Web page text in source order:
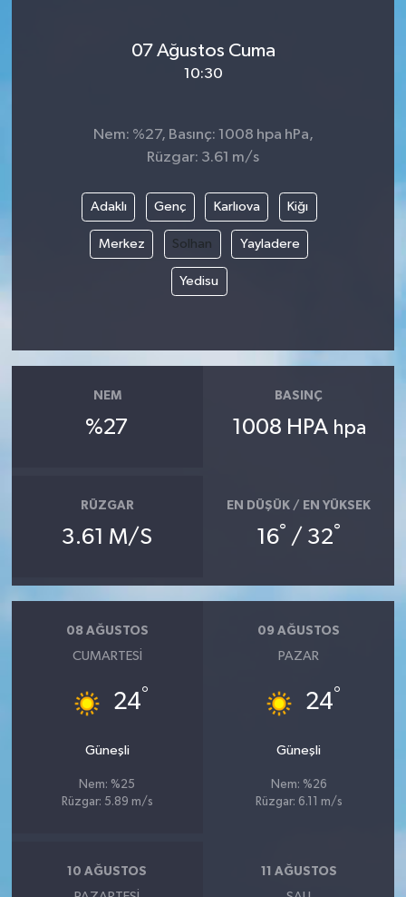
07 Ağustos Cuma
10:30
Nem: %27, Basınç: 1008 hpa hPa,
Rüzgar: 3.61 m/s
Adaklı Genç Karlıova Kiğı
Merkez Solhan Yayladere
Yedisu
NEM
%27
BASINÇ
1008 HPA hpa
RÜZGAR
3.61 M/S
EN DÜŞÜK / EN YÜKSEK
16° / 32°
08 AĞUSTOS
CUMARTESI
24°
Güneşli
Nem: %25
Rüzgar: 5.89 m/s
09 AĞUSTOS
PAZAR
24°
Güneşli
Nem: %26
Rüzgar: 6.11 m/s
10 AĞUSTOS 11 AĞUSTOS